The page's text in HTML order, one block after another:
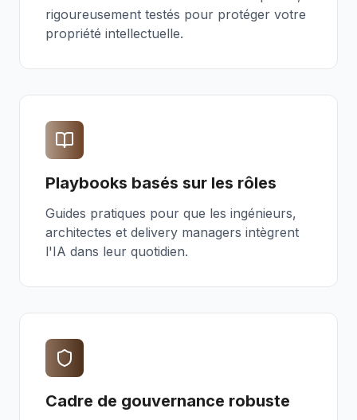
rigoureusement testés pour protéger votre
propriété intellectuelle.
Playbooks basés sur les rôles
Guides pratiques pour que les ingénieurs,
architectes et delivery managers intègrent
l'IA dans leur quotidien.
Cadre de gouvernance robuste